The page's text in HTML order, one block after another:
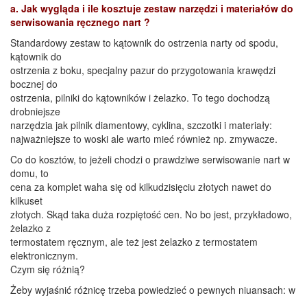
a. Jak wygląda i ile kosztuje zestaw narzędzi i materiałów do
serwisowania ręcznego nart ?
Standardowy zestaw to kątownik do ostrzenia narty od spodu,
kątownik do
ostrzenia z boku, specjalny pazur do przygotowania krawędzi
bocznej do
ostrzenia, pilniki do kątowników i żelazko. To tego dochodzą
drobniejsze
narzędzia jak pilnik diamentowy, cyklina, szczotki i materiały:
najważniejsze to woski ale warto mieć również np. zmywacze.
Co do kosztów, to jeżeli chodzi o prawdziwe serwisowanie nart w
domu, to
cena za komplet waha się od kilkudzisięciu złotych nawet do
kilkuset
złotych. Skąd taka duża rozpiętość cen. No bo jest, przykładowo,
żelazko z
termostatem ręcznym, ale też jest żelazko z termostatem
elektronicznym.
Czym się różnią?
Żeby wyjaśnić różnicę trzeba powiedzieć o pewnych niuansach: w